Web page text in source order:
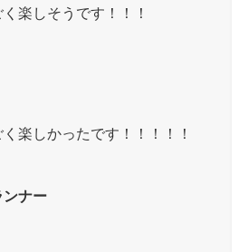
楽しそうです！！！
楽しかったです！！！！！
ンナー